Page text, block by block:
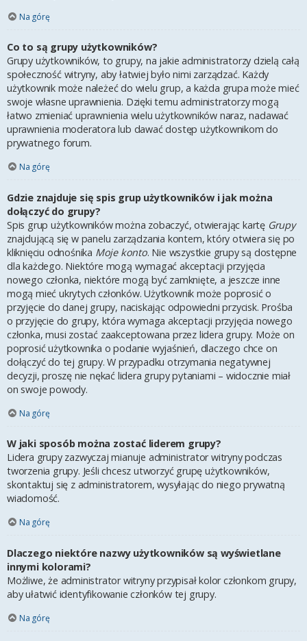
Na górę
Co to są grupy użytkowników?
Grupy użytkowników, to grupy, na jakie administratorzy dzielą całą
społeczność witryny, aby łatwiej było nimi zarządzać. Każdy
użytkownik może należeć do wielu grup, a każda grupa może mieć
swoje własne uprawnienia. Dzięki temu administratorzy mogą
łatwo zmieniać uprawnienia wielu użytkowników naraz, nadawać
uprawnienia moderatora lub dawać dostęp użytkownikom do
prywatnego forum.
Na górę
Gdzie znajduje się spis grup użytkowników i jak można
dołączyć do grupy?
Spis grup użytkowników można zobaczyć, otwierając kartę Grupy
znajdującą się w panelu zarządzania kontem, który otwiera się po
kliknięciu odnośnika Moje konto. Nie wszystkie grupy są dostępne
dla każdego. Niektóre mogą wymagać akceptacji przyjęcia
nowego członka, niektóre mogą być zamknięte, a jeszcze inne
mogą mieć ukrytych członków. Użytkownik może poprosić o
przyjęcie do danej grupy, naciskając odpowiedni przycisk. Prośba
o przyjęcie do grupy, która wymaga akceptacji przyjęcia nowego
członka, musi zostać zaakceptowana przez lidera grupy. Może on
poprosić użytkownika o podanie wyjaśnień, dlaczego chce on
dołączyć do tej grupy. W przypadku otrzymania negatywnej
decyzji, proszę nie nękać lidera grupy pytaniami – widocznie miał
on swoje powody.
Na górę
W jaki sposób można zostać liderem grupy?
Lidera grupy zazwyczaj mianuje administrator witryny podczas
tworzenia grupy. Jeśli chcesz utworzyć grupę użytkowników,
skontaktuj się z administratorem, wysyłając do niego prywatną
wiadomość.
Na górę
Dlaczego niektóre nazwy użytkowników są wyświetlane
innymi kolorami?
Możliwe, że administrator witryny przypisał kolor członkom grupy,
aby ułatwić identyfikowanie członków tej grupy.
Na górę